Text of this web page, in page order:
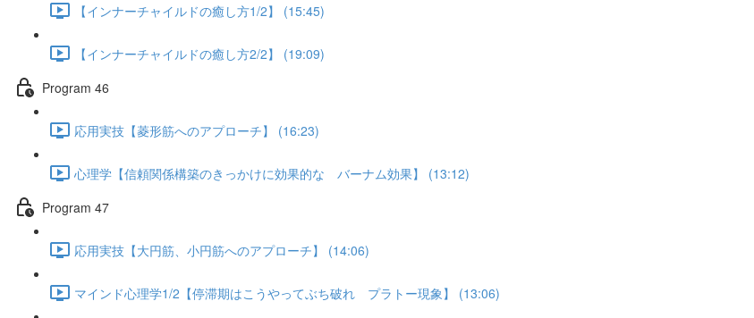
【インナーチャイルドの癒し方1/2】 (15:45)
【インナーチャイルドの癒し方2/2】 (19:09)
Program 46
応用実技【菱形筋へのアプローチ】 (16:23)
心理学【信頼関係構築のきっかけに効果的な バーナム効果】 (13:12)
Program 47
応用実技【大円筋、小円筋へのアプローチ】 (14:06)
マインド心理学1/2【停滞期はこうやってぶち破れ プラトー現象】 (13:06)